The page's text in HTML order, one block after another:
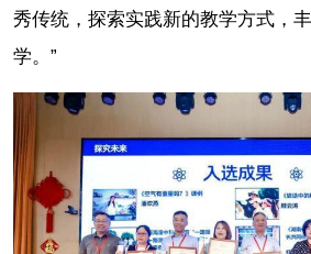
秀传统，探索实践新的教学方式，
学。”